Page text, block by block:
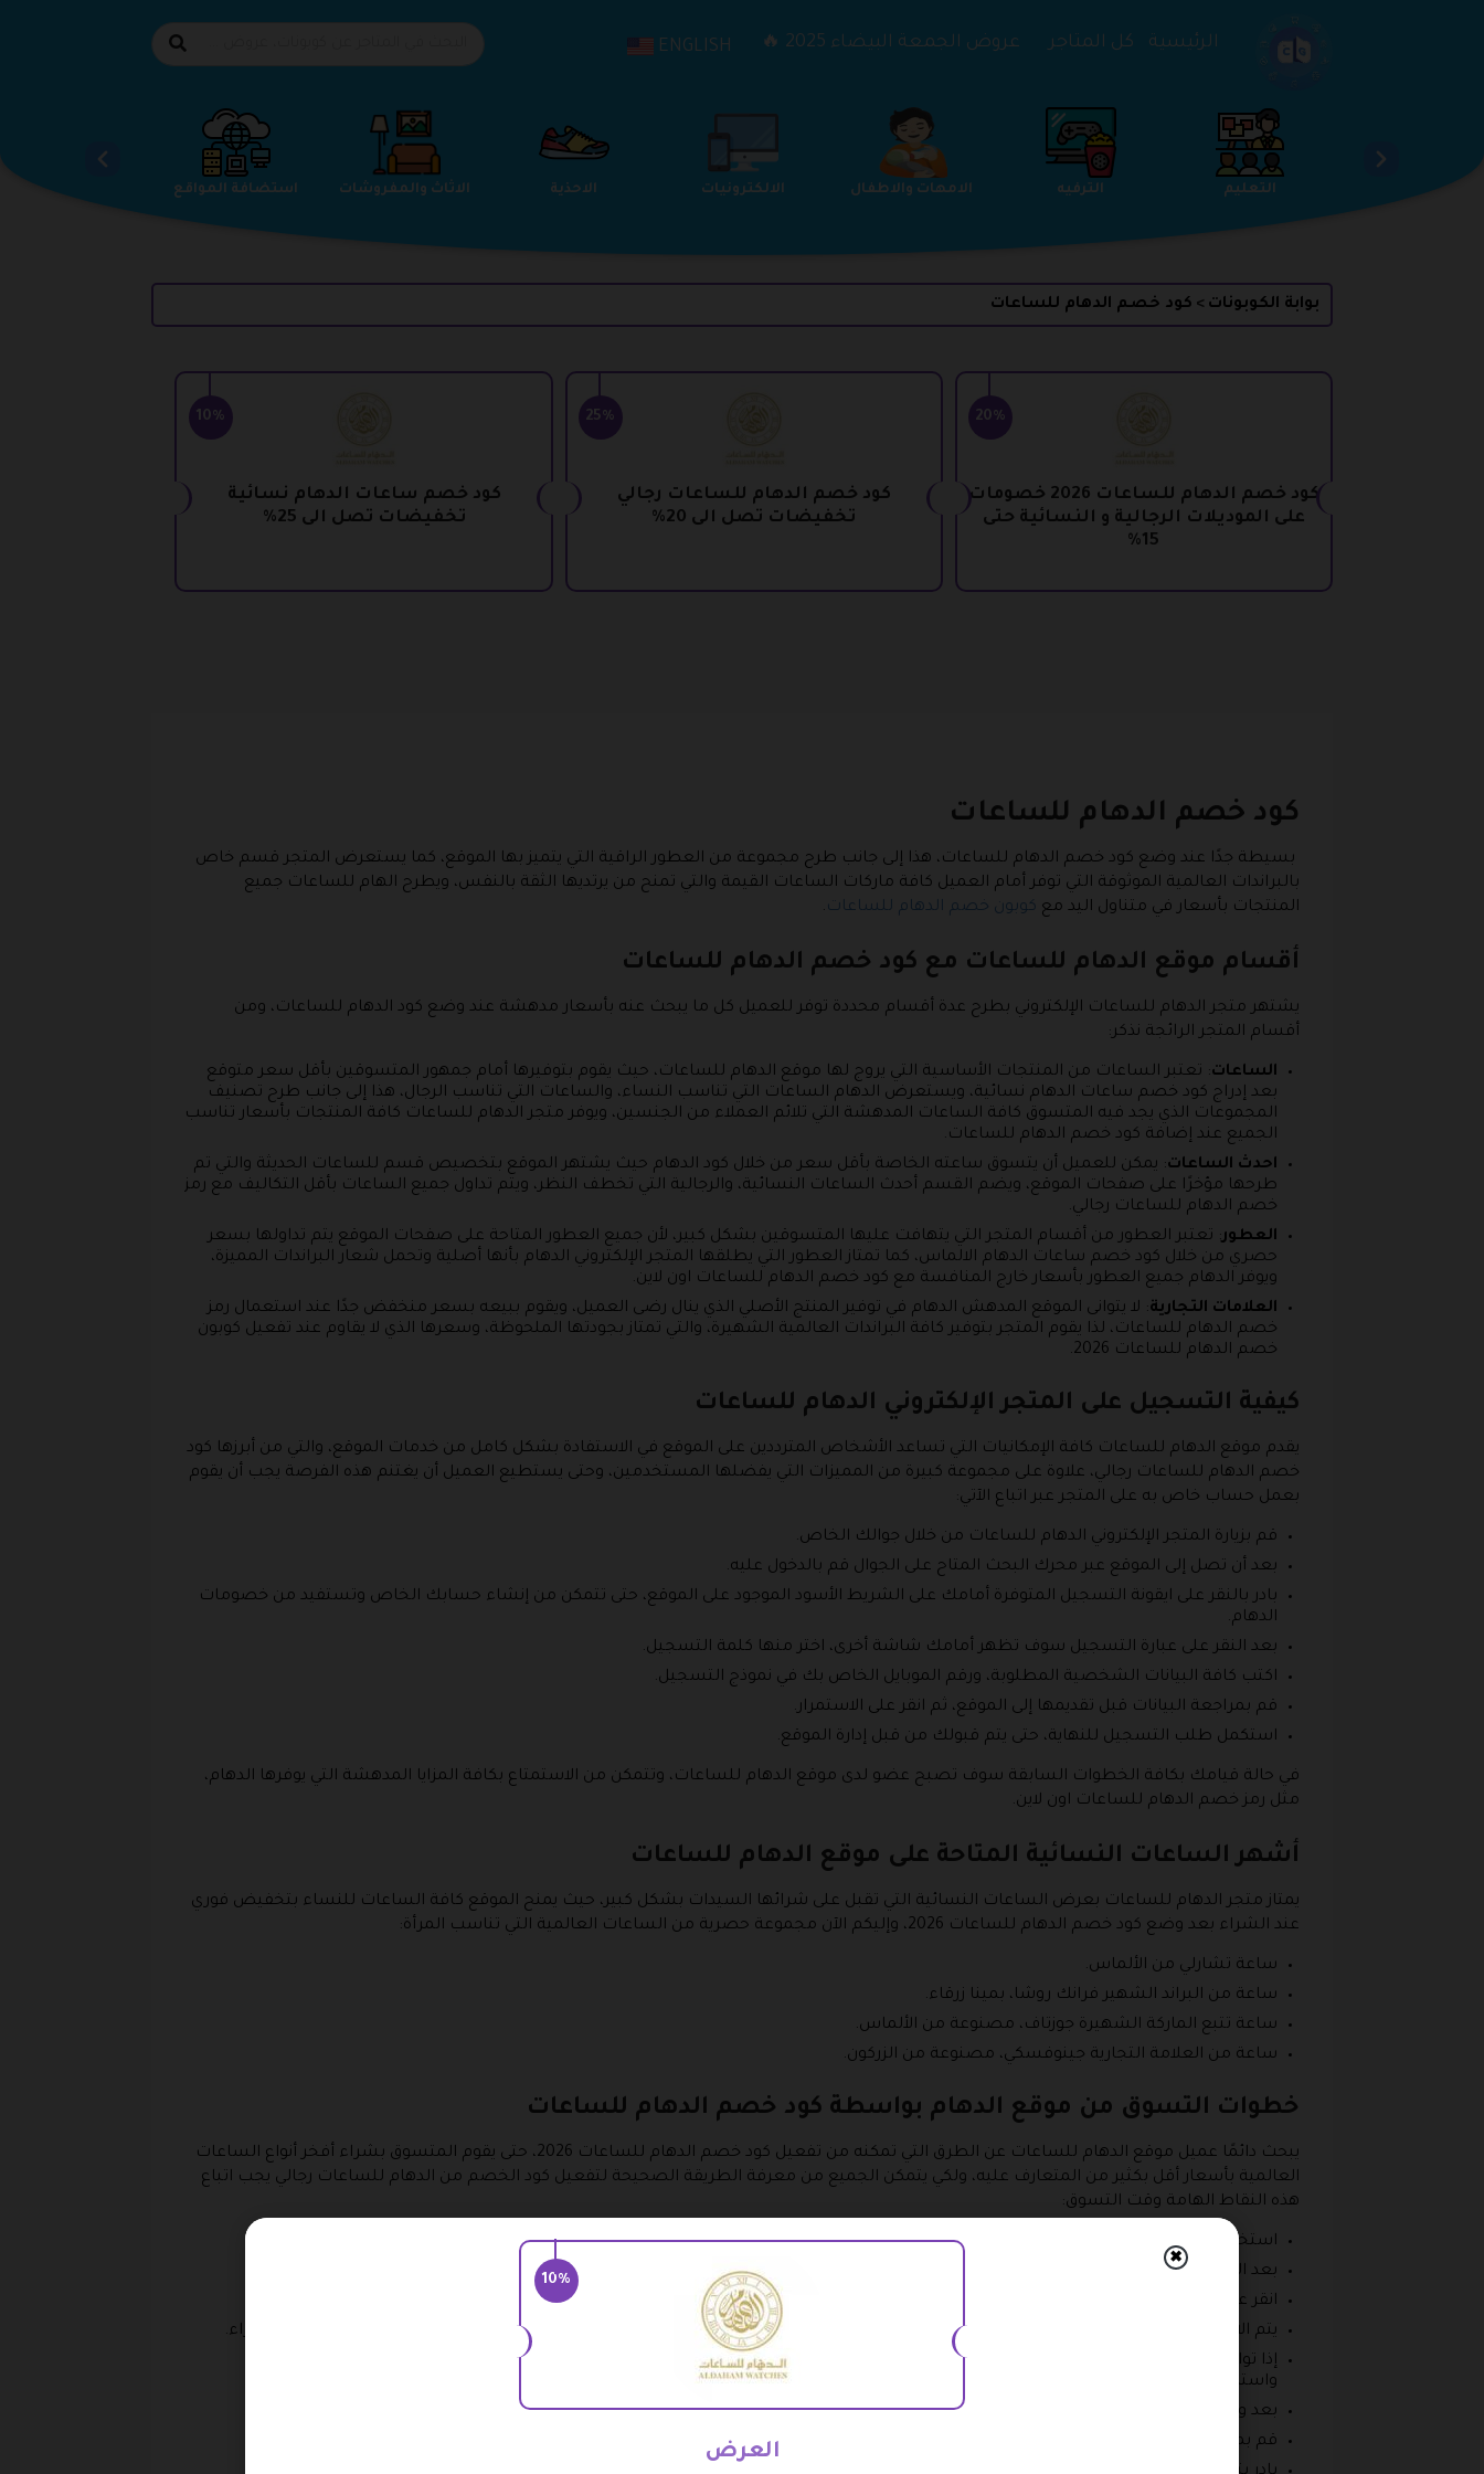
الرئيسية كل المتاجر عروض الجمعة البيضاء 2025 🔥 ENGLISH
استضافة المواقع الاثاث والمفروشات الاحذية الالكترونيات الامهات والاطفال الترفيه التعليم الجمال والعناية الخدمات
بوابة الكوبونات > كود خصم الدهام للساعات
20%
كود خصم الدهام للساعات 2026 خصومات
على الموديلات الرجالية و النسائية حتى
15%
25%
كود خصم الدهام للساعات رجالي
تخفيضات تصل الى 20%
10%
كود خصم ساعات الدهام نسائية
تخفيضات تصل الى 25%
كود خصم الدهام للساعات
بسيطة جدًا عند وضع كود خصم الدهام للساعات، هذا إلى جانب طرح مجموعة من العطور الراقية التي يتميز بها الموقع، كما يستعرض المتجر قسم خاص
بالبراندات العالمية الموثوقة التي توفر أمام العميل كافة ماركات الساعات القيمة والتي تمنح من يرتديها الثقة بالنفس، ويطرح الهام للساعات جميع
المنتجات بأسعار في متناول اليد مع كوبون خصم الدهام للساعات.
أقسام موقع الدهام للساعات مع كود خصم الدهام للساعات
يشتهر متجر الدهام للساعات الإلكتروني بطرح عدة أقسام محددة توفر للعميل كل ما يبحث عنه بأسعار مدهشة عند وضع كود الدهام للساعات، ومن
أقسام المتجر الرائجة نذكر:
الساعات: تعتبر الساعات من المنتجات الأساسية التي يروج لها موقع الدهام للساعات، حيث يقوم بتوفيرها أمام جمهور المتسوقين بأقل سعر متوقع
بعد إدراج كود خصم ساعات الدهام نسائية، ويستعرض الدهام الساعات التي تناسب النساء، والساعات التي تناسب الرجال، هذا إلى جانب طرح تصنيف
المجموعات الذي يجد فيه المتسوق كافة الساعات المدهشة التي تلائم العملاء من الجنسين، ويوفر متجر الدهام للساعات كافة المنتجات بأسعار تناسب
الجميع عند إضافة كود خصم الدهام للساعات.
احدث الساعات: يمكن للعميل أن يتسوق ساعته الخاصة بأقل سعر من خلال كود الدهام حيث يشتهر الموقع بتخصيص قسم للساعات الحديثة والتي تم
طرحها مؤخرًا على صفحات الموقع، ويضم القسم أحدث الساعات النسائية، والرجالية التي تخطف النظر، ويتم تداول جميع الساعات بأقل التكاليف مع رمز
خصم الدهام للساعات رجالي.
العطور: تعتبر العطور من أقسام المتجر التي يتهافت عليها المتسوقين بشكل كبير، لأن جميع العطور المتاحة على صفحات الموقع يتم تداولها بسعر
حصري من خلال كود خصم ساعات الدهام الالماس، كما تمتاز العطور التي يطلقها المتجر الإلكتروني الدهام بأنها أصلية وتحمل شعار البراندات المميزة،
ويوفر الدهام جميع العطور بأسعار خارج المنافسة مع كود خصم الدهام للساعات اون لاين.
العلامات التجارية: لا يتوانى الموقع المدهش الدهام في توفير المنتج الأصلي الذي ينال رضى العميل، ويقوم ببيعه بسعر منخفض جدًا عند استعمال رمز
خصم الدهام للساعات، لذا يقوم المتجر بتوفير كافة البراندات العالمية الشهيرة، والتي تمتاز بجودتها الملحوظة، وسعرها الذي لا يقاوم عند تفعيل كوبون
خصم الدهام للساعات 2026.
كيفية التسجيل على المتجر الإلكتروني الدهام للساعات
يقدم موقع الدهام للساعات كافة الإمكانيات التي تساعد الأشخاص المترددين على الموقع في الاستفادة بشكل كامل من خدمات الموقع، والتي من أبرزها كود
خصم الدهام للساعات رجالي، علاوة على مجموعة كبيرة من المميزات التي يفضلها المستخدمين، وحتى يستطيع العميل أن يغتنم هذه الفرصة يجب أن يقوم
بعمل حساب خاص به على المتجر عبر اتباع الآتي:
قم بزيارة المتجر الإلكتروني الدهام للساعات من خلال جوالك الخاص.
بعد أن تصل إلى الموقع عبر محرك البحث المتاح على الجوال قم بالدخول عليه.
بادر بالنقر على ايقونة التسجيل المتوفرة أمامك على الشريط الأسود الموجود على الموقع، حتى تتمكن من إنشاء حسابك الخاص وتستفيد من خصومات
الدهام.
بعد النقر على عبارة التسجيل سوف تظهر أمامك شاشة أخرى، اختر منها كلمة التسجيل.
اكتب كافة البيانات الشخصية المطلوبة، ورقم الموبايل الخاص بك في نموذج التسجيل.
قم بمراجعة البيانات قبل تقديمها إلى الموقع، ثم انقر على الاستمرار.
استكمل طلب التسجيل للنهاية، حتى يتم قبولك من قبل إدارة الموقع.
في حالة قيامك بكافة الخطوات السابقة سوف تصبح عضو لدى موقع الدهام للساعات، وتتمكن من الاستمتاع بكافة المزايا المدهشة التي يوفرها الدهام،
مثل رمز خصم الدهام للساعات اون لاين.
أشهر الساعات النسائية المتاحة على موقع الدهام للساعات
يمتاز متجر الدهام للساعات بعرض الساعات النسائية التي تقبل على شرائها السيدات بشكل كبير، حيث يمنح الموقع كافة الساعات للنساء بتخفيض فوري
عند الشراء بعد وضع كود خصم الدهام للساعات 2026، وإليكم الآن مجموعة حصرية من الساعات العالمية التي تناسب المرأة:
ساعة تشارلي من الألماس.
ساعة من البراند الشهير فرانك روشا، بمينا زرقاء.
ساعة تتبع الماركة الشهيرة جوزتاف، مصنوعة من الألماس.
ساعة من العلامة التجارية جينوفسكي، مصنوعة من الزركون.
خطوات التسوق من موقع الدهام بواسطة كود خصم الدهام للساعات
يبحث دائمًا عميل موقع الدهام للساعات عن الطرق التي تمكنه من تفعيل كود خصم الدهام للساعات 2026، حتى يقوم المتسوق بشراء أفخر أنواع الساعات
العالمية بأسعار أقل بكثير من المتعارف عليه، ولكي يتمكن الجميع من معرفة الطريقة الصحيحة لتفعيل كود الخصم من الدهام للساعات رجالي يجب اتباع
هذه النقاط الهامة وقت التسوق:
استخدم الهاتف النقال خاصتك في الوصول إلى صفحات الموقع الإلكتروني الدهام للساعات.
بعد الدخول على الموقع قم باستعمال القائمة المتاحة حتى تختار منها التصنيف المناسب لك.
انقر على صورة الساعة التي تريد اقتنائها بعد إضافة قسيمة شراء الدهام للساعات.
يتم الانتقال بعد ذلك إلى الصفحة التي تستعرض مواصفات الساعة بشكل تفصيلي، حدد الكمية المطلوبة، ثم انقر فوق خانة إضافة إلى سلة الشراء.
إذا توافرت لديك الرغبة في اقتناء بعض المنتجات الأخرى من خلال كود الدهام للساعات اون لاين، اخرج من صفحة الساعة التي وضعتها في السلة
واستكمل الشراء.
بعد وضع كل ما تريد داخل السلة قم بالضغط عليها، سوف تظهر امامك شاشة بها كافة المنتجات التي اشتريتها من الموقع.
قم بمراجعة الطلبات خاصتك ثم انقر فوق اتمام الطلب.
10%
✖
العرض